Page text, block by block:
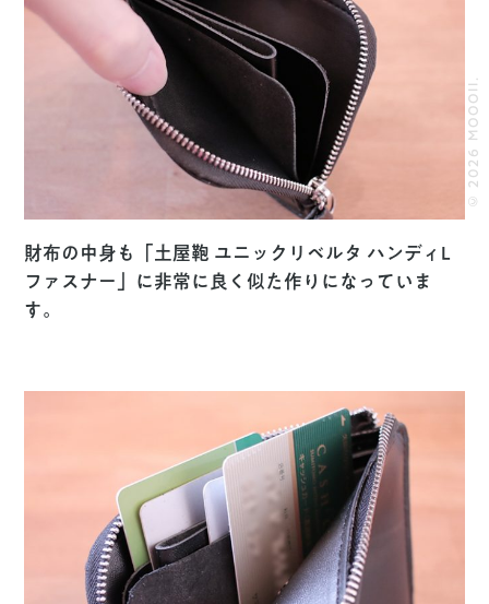
財布の中身も「土屋鞄 ユニックリベルタ ハンディL
ファスナー」に非常に良く似た作りになっていま
す。
© 2026 MOOOII.